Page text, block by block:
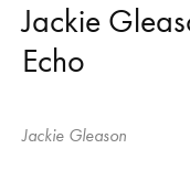
Jackie
Echo
Jackie Gleason